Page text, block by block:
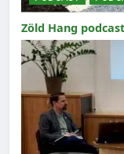
Zöld Hang